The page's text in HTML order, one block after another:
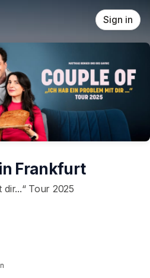
Sign in
Frankfurt
Tour 2025